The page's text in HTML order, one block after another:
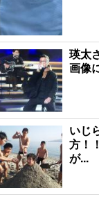
瑛太
画像
いじ
方！
が...